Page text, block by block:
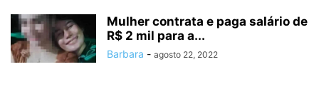
Mulher contrata e paga salário de
R$ 2 mil para a...
Barbara - agosto 22, 2022